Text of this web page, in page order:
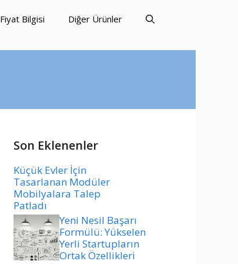
Fiyat Bilgisi Diğer Ürünler
Son Eklenenler
Küçük Evler İçin
Tasarlanan Modüler
Mobilyalara Talep
Patladı
Yeni Nesil Başarı
Formülü: Yükselen
Yerli Startupların
Ortak Özellikleri